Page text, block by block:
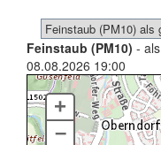
Feinstaub (PM10) -
08.08.2026 19:00
+
–